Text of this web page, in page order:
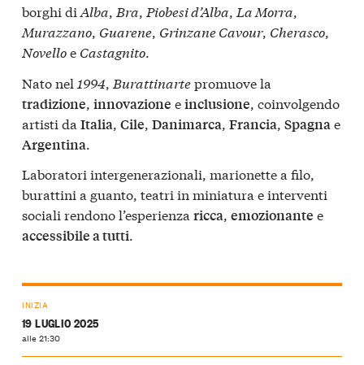
borghi di Alba, Bra, Piobesi d’Alba, La Morra,
Murazzano, Guarene, Grinzane Cavour, Cherasco,
Novelloe Castagnito.
Nato nel 1994, Burattinartepromuove la
tradizione, innovazione einclusione, coinvolgendo
artisti da Italia, Cile, Danimarca, Francia, Spagnae
Argentina.
Laboratori intergenerazionali, marionette a filo,
burattini a guanto, teatri in miniatura e interventi
sociali rendono l’esperienza ricca, emozionante e
accessibile a tutti.
INIZIA
19 LUGLIO 2025
alle 21:30